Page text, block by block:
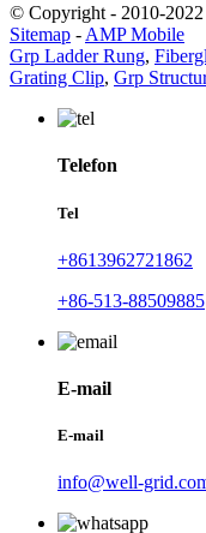
© Copyright - 2010-2022
Sitemap - AMP Mobile
Grp Ladder Rung,
Grating Clip, Grp
Telefon
Tel
+8613962721862
+86-513-88509885
E-mail
E-mail
info@well-